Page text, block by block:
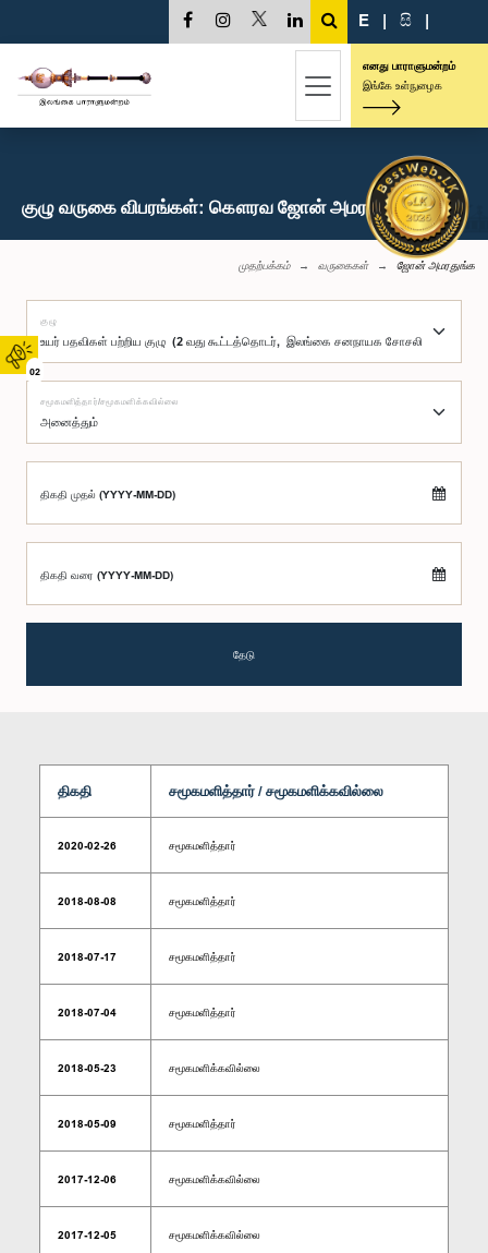
02
E | සි |
எனது பாராளுமன்றம்
இங்கே உள்நுழைக
குழு வருகை விபரங்கள்: கௌரவ ஜோன் அமரதுங்க, பா.உ.
முதற்பக்கம் வருகைகள் ஜோன் அமரதுங்க
குழு
சமூகமளித்தார்/சமூகமளிக்கவில்லை
திகதி முதல் (YYYY-MM-DD)
திகதி வரை (YYYY-MM-DD)
தேடு
திகதி சமூகமளித்தார் / சமூகமளிக்கவில்லை
2020-02-26 சமூகமளித்தார்
2018-08-08 சமூகமளித்தார்
2018-07-17 சமூகமளித்தார்
2018-07-04 சமூகமளித்தார்
2018-05-23 சமூகமளிக்கவில்லை
2018-05-09 சமூகமளித்தார்
2017-12-06 சமூகமளிக்கவில்லை
2017-12-05 சமூகமளிக்கவில்லை